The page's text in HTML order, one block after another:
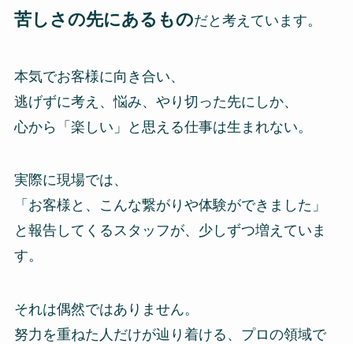
苦しさの先にあるものだと考えています。
本気でお客様に向き合い、
逃げずに考え、悩み、やり切った先にしか、
心から「楽しい」と思える仕事は生まれない。
実際に現場では、
「お客様と、こんな繋がりや体験ができました」
と報告してくるスタッフが、少しずつ増えていま
す。
それは偶然ではありません。
努力を重ねた人だけが辿り着ける、プロの領域で